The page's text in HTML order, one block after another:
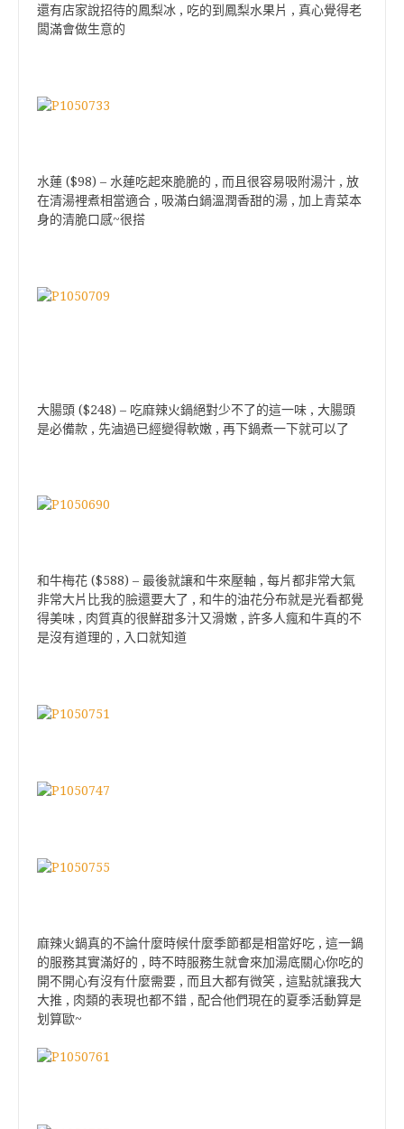
還有店家說招待的鳳梨冰 , 吃的到鳳梨水果片 , 真心覺得老
闆滿會做生意的
水蓮 ($98) – 水蓮吃起來脆脆的 , 而且很容易吸附湯汁 , 放
在清湯裡煮相當適合 , 吸滿白鍋溫潤香甜的湯 , 加上青菜本
身的清脆口感~很搭
大腸頭 ($248) – 吃麻辣火鍋絕對少不了的這一味 , 大腸頭
是必備款 , 先滷過已經變得軟嫩 , 再下鍋煮一下就可以了
和牛梅花 ($588) – 最後就讓和牛來壓軸 , 每片都非常大氣
非常大片比我的臉還要大了 , 和牛的油花分布就是光看都覺
得美味 , 肉質真的很鮮甜多汁又滑嫩 , 許多人瘋和牛真的不
是沒有道理的 , 入口就知道
麻辣火鍋真的不論什麼時候什麼季節都是相當好吃 , 這一鍋
的服務其實滿好的 , 時不時服務生就會來加湯底關心你吃的
開不開心有沒有什麼需要 , 而且大都有微笑 , 這點就讓我大
大推 , 肉類的表現也都不錯 , 配合他們現在的夏季活動算是
划算歐~